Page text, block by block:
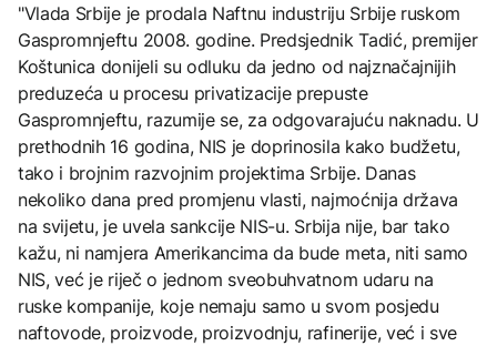
"Vlada Srbije je prodala Naftnu industriju Srbije ruskom
Gaspromnjeftu 2008. godine. Predsjednik Tadić, premijer
Koštunica donijeli su odluku da jedno od najznačajnijih
preduzeća u procesu privatizacije prepuste
Gaspromnjeftu, razumije se, za odgovarajuću naknadu. U
prethodnih 16 godina, NIS je doprinosila kako budžetu,
tako i brojnim razvojnim projektima Srbije. Danas
nekoliko dana pred promjenu vlasti, najmoćnija država
na svijetu, je uvela sankcije NIS-u. Srbija nije, bar tako
kažu, ni namjera Amerikancima da bude meta, niti samo
NIS, već je riječ o jednom sveobuhvatnom udaru na
ruske kompanije, koje nemaju samo u svom posjedu
naftovode, proizvode, proizvodnju, rafinerije, već i sve